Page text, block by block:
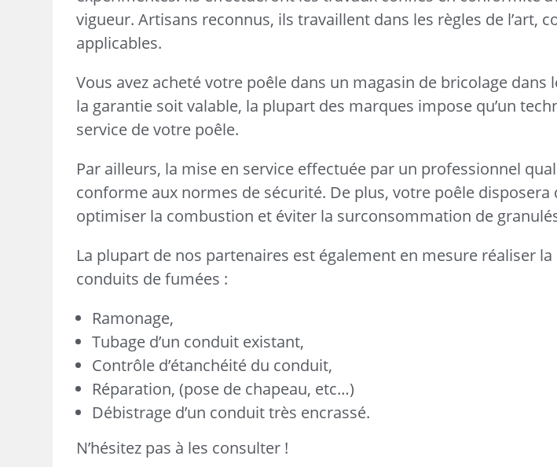
vigueur. Artisans reconnus, ils travaillent dans les règles de l’art,
applicables.
Vous avez acheté votre poêle dans un magasin de bricolage dans
la garantie soit valable, la plupart des marques impose qu’un
service de votre poêle.
Par ailleurs, la mise en service effectuée par un professionnel
conforme aux normes de sécurité. De plus, votre poêle
optimiser la combustion et éviter la surconsommation de
La plupart de nos partenaires est également en mesure réaliser la
conduits de fumées :
Ramonage,
Tubage d’un conduit existant,
Contrôle d’étanchéité du conduit,
Réparation, (pose de chapeau, etc…)
Débistrage d’un conduit très encrassé.
N’hésitez pas à les consulter !